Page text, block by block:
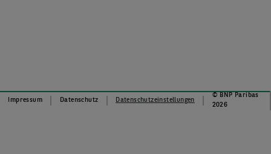
Impressum Datenschutz Datenschutzeinstellungen
© BNP Paribas
2026